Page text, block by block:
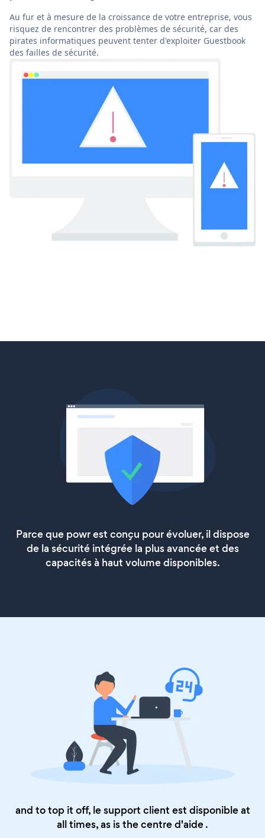
Au fur et à mesure de la croissance de votre entreprise, vous
risquez de rencontrer des problèmes de sécurité, car des
pirates informatiques peuvent tenter d'exploiter Guestbook
des failles de sécurité.
Parce que powr est conçu pour évoluer, il dispose
de la sécurité intégrée la plus avancée et des
capacités à haut volume disponibles.
and to top it off, le support client est disponible at
all times, as is thecentre d'aide.